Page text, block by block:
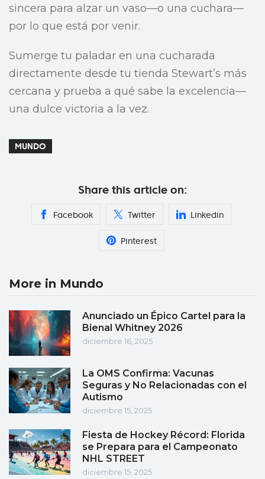
sincera para alzar un vaso—o una cuchara—
por lo que está por venir.
Sumerge tu paladar en una cucharada
directamente desde tu tienda Stewart’s más
cercana y prueba a qué sabe la excelencia—
una dulce victoria a la vez.
MUNDO
Share this article on:
Facebook Twitter Linkedin
Pinterest
More in Mundo
Anunciado un Épico Cartel para la
Bienal Whitney 2026
diciembre 16, 2025
La OMS Confirma: Vacunas
Seguras y No Relacionadas con el
Autismo
diciembre 15, 2025
Fiesta de Hockey Récord: Florida
se Prepara para el Campeonato
NHL STREET
diciembre 15, 2025